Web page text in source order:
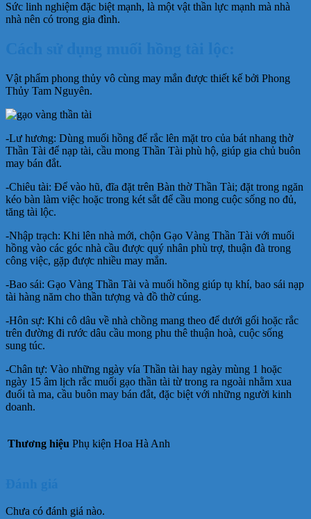
Sức linh nghiệm đặc biệt mạnh, là một vật thần lực mạnh mà nhà
nhà nên có trong gia đình.
Vật phẩm phong thủy vô cùng may mắn được thiết kế bởi Phong
Thủy Tam Nguyên.
-Lư hương: Dùng muối hồng để rắc lên mặt tro của bát nhang thờ
Thần Tài để nạp tài, cầu mong Thần Tài phù hộ, giúp gia chủ buôn
may bán đắt.
-Chiêu tài: Để vào hũ, đĩa đặt trên Bàn thờ Thần Tài; đặt trong ngăn
kéo bàn làm việc hoặc trong két sắt để cầu mong cuộc sống no đủ,
tăng tài lộc.
-Nhập trạch: Khi lên nhà mới, chộn Gạo Vàng Thần Tài với muối
hồng vào các góc nhà cầu được quý nhân phù trợ, thuận đà trong
công việc, gặp được nhiều may mắn.
-Bao sái: Gạo Vàng Thần Tài và muối hồng giúp tụ khí, bao sái nạp
tài hàng năm cho thần tượng và đồ thờ cúng.
-Hôn sự: Khi cô dâu về nhà chồng mang theo để dưới gối hoặc rắc
trên đường đi rước dâu cầu mong phu thê thuận hoà, cuộc sống
sung túc.
-Chân tự: Vào những ngày vía Thần tài hay ngày mùng 1 hoặc
ngày 15 âm lịch rắc muối gạo thần tài từ trong ra ngoài nhằm xua
đuổi tà ma, cầu buôn may bán đắt, đặc biệt với những người kinh
doanh.
Thương hiệu Phụ kiện Hoa Hà Anh
Chưa có đánh giá nào.